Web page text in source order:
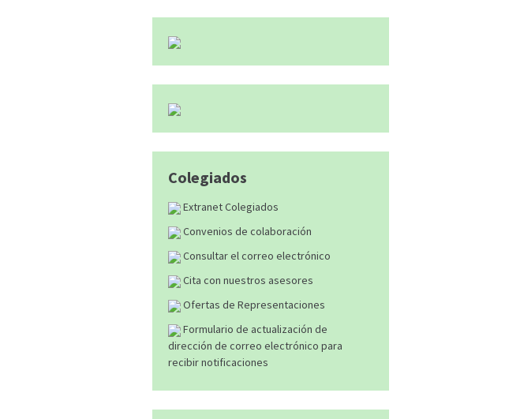
Colegiados
Extranet Colegiados
Convenios de colaboración
Consultar el correo electrónico
Cita con nuestros asesores
Ofertas de Representaciones
Formulario de actualización de
dirección de correo electrónico para
recibir notificaciones